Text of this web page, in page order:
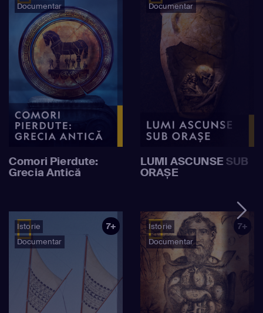
Documentar
Comori Pierdute:
Grecia Antică
Documentar
LUMI ASCUNSE SUB
ORAȘE
Istorie
Documentar
7+
Istorie
Documentar
7+